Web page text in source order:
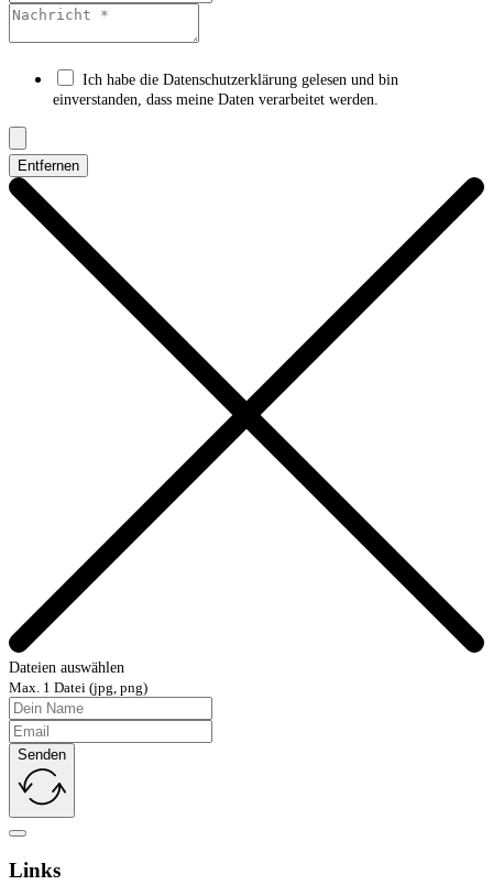
Ich habe die Datenschutzerklärung gelesen und bin
einverstanden, dass meine Daten verarbeitet werden.
Entfernen
Dateien auswählen
Max. 1 Datei (jpg, png)
Senden
Links